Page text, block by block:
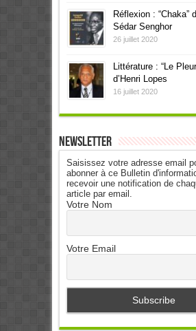
Réflexion : “Chaka”
Sédar Senghor
26 juillet 2020
Littérature : “Le
d’Henri Lopes
16 juillet 2020
Newsletter
Saisissez votre adresse email
abonner à ce Bulletin
recevoir une notification de
article par email.
Votre Nom
Votre Email